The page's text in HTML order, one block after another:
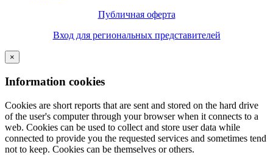
Публичная оферта
Вход для региональных представителей
×
Information cookies
Cookies are short reports that are sent and stored on the hard drive
of the user's computer through your browser when it connects to a
web. Cookies can be used to collect and store user data while
connected to provide you the requested services and sometimes tend
not to keep. Cookies can be themselves or others.